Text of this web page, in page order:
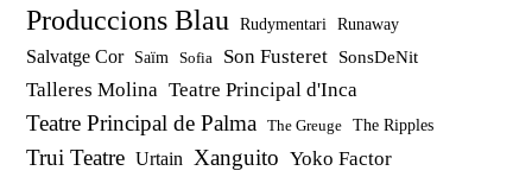
Produccions Blau
Rudymentari Runaway
Salvatge Cor Saïm Sofia Son Fusteret SonsDeNit
Talleres Molina Teatre Principal d'Inca
Teatre Principal de Palma The Greuge The Ripples
Trui Teatre Urtain Xanguito Yoko Factor